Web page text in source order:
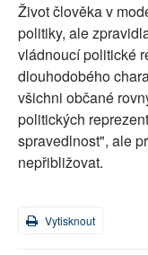
Život člověka v
politiky, ale
vládnoucí politické
dlouhodobého
všichni občané
politických
spravedlnost", ale
nepřibližovat.
Vytisknout